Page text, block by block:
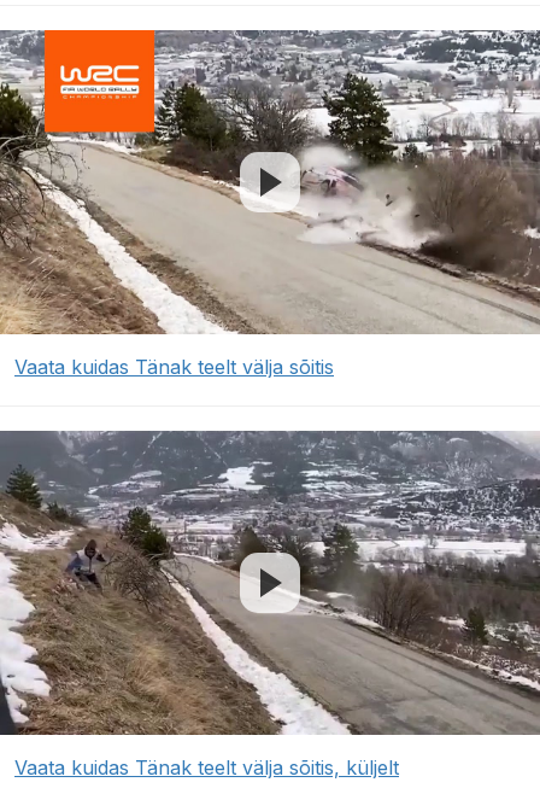
Vaata kuidas Tänak teelt välja sõitis
Vaata kuidas Tänak teelt välja sõitis, küljelt